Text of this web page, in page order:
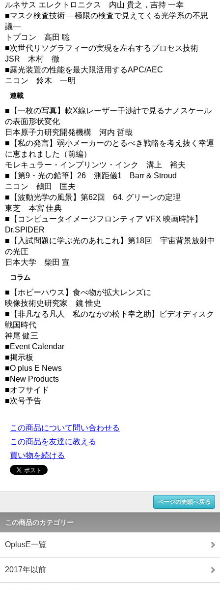
ルネサス エレクトロニクス 内山 貴之，吉持 一幸
■マスク検査技術 ―極限の検査で見えてくる光学系の不思
議―
トプコン 高田 聡
■次世代リソグラフィーの実現を左右するプロセス技術
JSR 木村 徹
■露光装置の性能を最大限活用するAPC/AEC
ニコン 鈴木 一明
連載
■【一枚の写真】軟X線レーザー干渉計で見るナノスケール
の表面形状変化
日本原子力研究開発機構 河内 哲哉
■【私の発言】弱小メーカーのとるべき戦略を考え抜く幸運
に恵まれました（前編）
モレキュラー・インプリンツ・インク 溝上 裕夫
■【第9・光の鉛筆】26 測距儀1 Barr & Stroud
ニコン 鶴田 匡夫
■【波動光学の風景】第62回 64. グリーンの定理
東芝 本宮 佳典
■【コンピュータイメージフロンティア VFX 映画時評】
Dr.SPIDER
■【入試問題に学ぶ光のあれこれ】第18回 宇宙背景放射中
の光圧
日本大学 柴田 宣
コラム
■【ホビーハウス】食べ物が拡大レンズに
映像技術史研究家 鏡 惟史
■【非凡なる凡人 私のなかの松下幸之助】ビデオディスク
戦国時代
神尾 健三
■Event Calendar
■掲示板
■O plus E News
■New Products
■オフサイド
■次号予告
この商品について問い合わせる
この商品を友達に教える
買い物を続ける
ページの先頭へ戻る
この商品のカテゴリー
OplusE一覧
2017年以前